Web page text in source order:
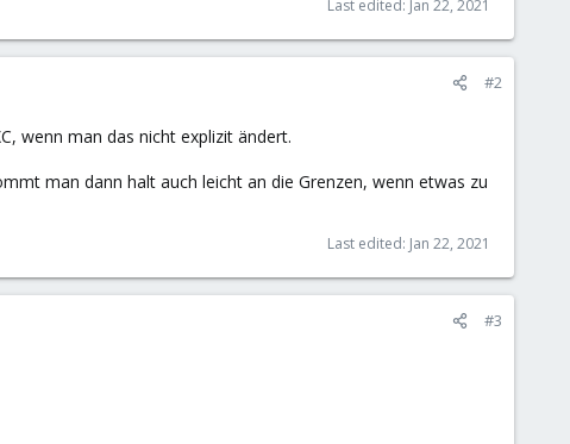
Last edited: Jan 22, 2021
#2
wenn man das nicht explizit ändert.
man dann halt auch leicht an die Grenzen, wenn etwas zu
Last edited: Jan 22, 2021
#3